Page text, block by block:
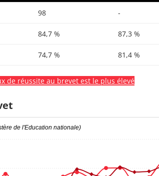
98 -
84,7 % 87,3 %
74,7 % 81,4 %
de réussite au brevet est le plus élevé
de l'Education nationale)